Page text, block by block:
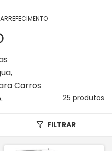
ARREFECIMENTO
Carros
25 produtos
FILTRAR